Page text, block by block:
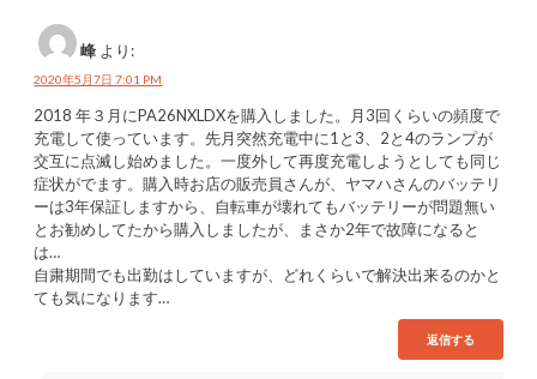
峰 より:
2020年5月7日 7:01 PM
2018 年３月にPA26NXLDXを購入しました。月3回くらいの頻度で
充電して使っています。先月突然充電中に1と3、2と4のランプが
交互に点滅し始めました。一度外して再度充電しようとしても同じ
症状がでます。購入時お店の販売員さんが、ヤマハさんのバッテリ
ーは3年保証しますから、自転車が壊れてもバッテリーが問題無い
とお勧めしてたから購入しましたが、まさか2年で故障になると
は…
自粛期間でも出勤はしていますが、どれくらいで解決出来るのかと
ても気になります…
返信する